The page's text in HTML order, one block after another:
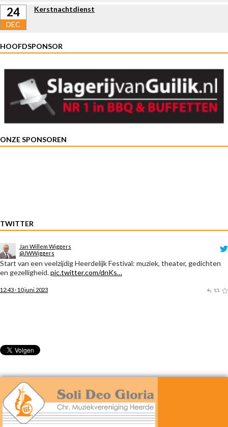
24
DEC
Kerstnachtdienst
HOOFDSPONSOR
ONZE SPONSOREN
TWITTER
Jan Willem Wiggers
@JWWiggers
Start van een veelzijdig Heerdelijk Festival: muziek, theater, gedichten
en gezelligheid.pic.twitter.com/dnKs…
12:43 · 10 juni 2023